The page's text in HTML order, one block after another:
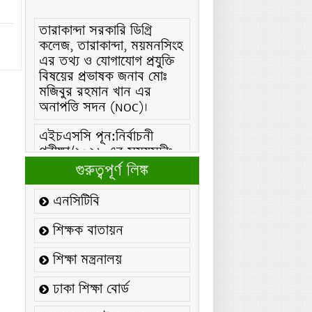
কলেজ, তারাকান্দা, ময়মনসিংহ
এর তথ্য ও যোগাযোগ প্রযুক্তি
বিষয়ের প্রভাষক জনাব মোঃ
মজিবুর রহমান খান এর
অনাপত্তি সদন (NOC)।
পরীক্ষা/২০২৬ এর সময়সূচীঃ
এইচএসসি (বিএমটি) ফরম
পূরণ/২০২৬ বিজ্ঞপ্তিঃ
এইচএসসি ফরম/২০২৬ পূরণ
বিজ্ঞপ্তিঃ
২১ ফেব্রুয়ারি/২০২৬ ইং
তারিখে “শহিদ দিবস ও
আন্তর্জাতিক মাতৃভাষা
গুরুত্বপূর্ণ লিঙ্ক
এনসিটিবি
শিক্ষক বাতায়ন
শিক্ষা মন্ত্রনালয়
ঢাকা শিক্ষা বোর্ড